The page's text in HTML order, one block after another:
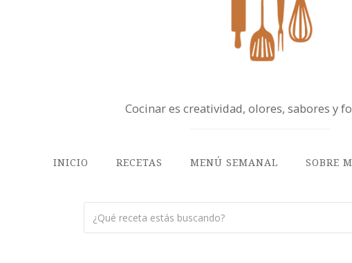
Cocinar es creatividad, olores, sabores y
INICIO RECETAS MENÚ SEMANAL SOBRE